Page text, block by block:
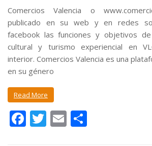
Comercios Valencia o
publicado en su web y en redes
facebook las funciones y objetivos
cultural y turismo experiencial en
interior. Comercios Valencia es una
en su género
Read More
F
ac
T
w
E
m